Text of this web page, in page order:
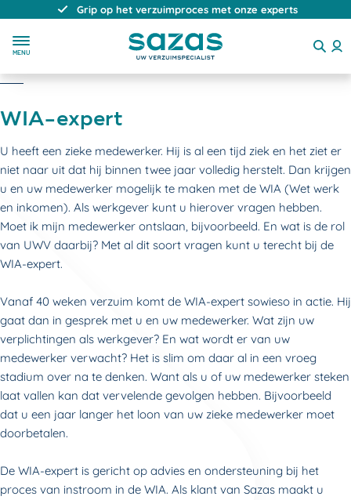
Grip op het verzuimproces met onze experts
MENU
WIA-expert
U heeft een zieke medewerker. Hij is al een tijd ziek en het ziet er
niet naar uit dat hij binnen twee jaar volledig herstelt. Dan krijgen
u en uw medewerker mogelijk te maken met de WIA (Wet werk
en inkomen). Als werkgever kunt u hierover vragen hebben.
Moet ik mijn medewerker ontslaan, bijvoorbeeld. En wat is de rol
van UWV daarbij? Met al dit soort vragen kunt u terecht bij de
WIA-expert.
Vanaf 40 weken verzuim komt de WIA-expert sowieso in actie. Hij
gaat dan in gesprek met u en uw medewerker. Wat zijn uw
verplichtingen als werkgever? En wat wordt er van uw
medewerker verwacht? Het is slim om daar al in een vroeg
stadium over na te denken. Want als u of uw medewerker steken
laat vallen kan dat vervelende gevolgen hebben. Bijvoorbeeld
dat u een jaar langer het loon van uw zieke medewerker moet
doorbetalen.
De WIA-expert is gericht op advies en ondersteuning bij het
proces van instroom in de WIA. Als klant van Sazas maakt u